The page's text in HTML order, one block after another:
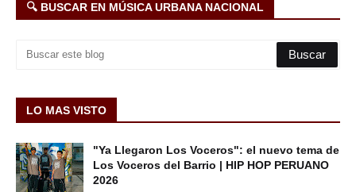
🔍 BUSCAR EN MÚSICA URBANA NACIONAL
LO MAS VISTO
"Ya Llegaron Los Voceros": el nuevo tema de
Los Voceros del Barrio | HIP HOP PERUANO
2026